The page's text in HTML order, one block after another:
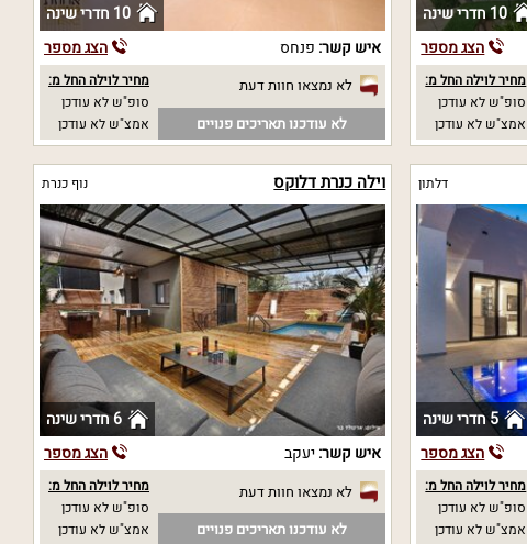
10 חדרי שינה
הצג מספר
מחיר לוילה החל מ:
סופ"ש לא עודכן
אמצ"ש לא עודכן
10 חדרי שינה
איש קשר: פנחס הצג מספר
לא נמצאו חוות דעת
לא עודכנו תאריכים פנויים
מחיר לוילה החל מ:
סופ"ש לא עודכן
אמצ"ש לא עודכן
דלתון
5 חדרי שינה
הצג מספר
מחיר לוילה החל מ:
סופ"ש לא עודכן
אמצ"ש לא עודכן
וילה כנרת דלוקס נוף כנרת
6 חדרי שינה
איש קשר:יעקב הצג מספר
לא נמצאו חוות דעת
לא עודכנו תאריכים פנויים
מחיר לוילה החל מ:
סופ"ש לא עודכן
אמצ"ש לא עודכן